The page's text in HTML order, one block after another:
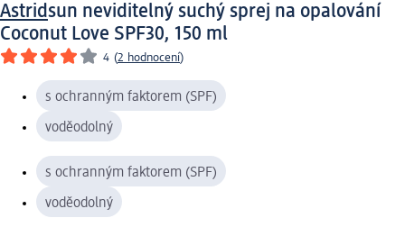
Astridsun neviditelný suchý sprej na opalování
Coconut Love SPF30, 150 ml
4 (2 hodnocení)
s ochranným faktorem (SPF)
voděodolný
s ochranným faktorem (SPF)
voděodolný